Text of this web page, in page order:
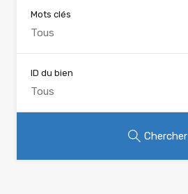
Mots clés
ID du bien
Chercher